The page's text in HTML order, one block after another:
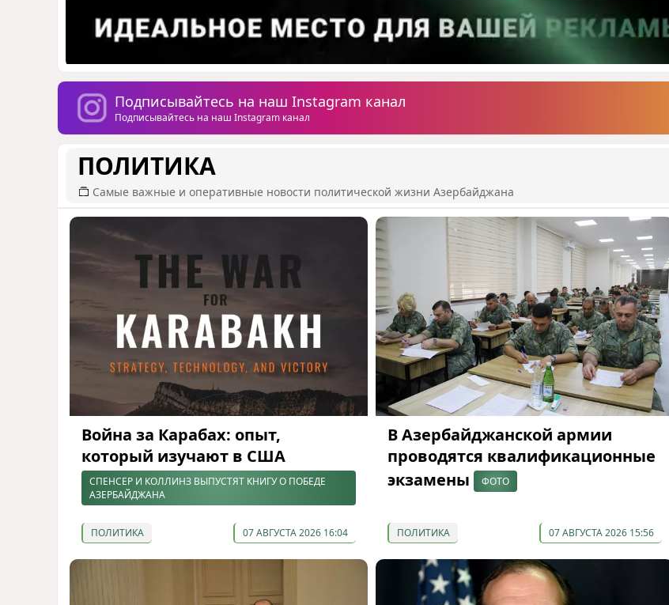
Подписывайтесь на наш Instagram канал
Подписывайтесь на наш Instagram канал
ПОЛИТИКА
Самые важные и оперативные новости политической жизни Азербайджана
Война за Карабах: опыт,
который изучают в США
СПЕНСЕР И КОЛЛИНЗ ВЫПУСТЯТ КНИГУ О ПОБЕДЕ
АЗЕРБАЙДЖАНА
ПОЛИТИКА 07 АВГУСТА 2026 16:04
В Азербайджанской армии
проводятся квалификационные
экзамены
ФОТО
ПОЛИТИКА 07 АВГУСТА 2026 15:56